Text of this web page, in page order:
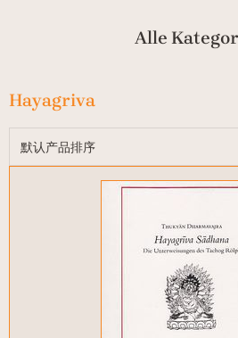
Alle
Hayagriva